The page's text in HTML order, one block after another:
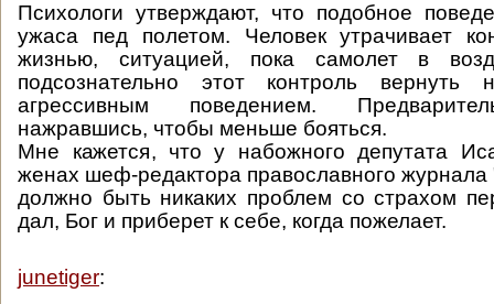
Психологи утверждают, что подобное
ужаса пед полетом. Человек утрачивает
жизнью, ситуацией, пока самолет в
подсознательно этот контроль вернуть
агрессивным поведением.
нажравшись, чтобы меньше бояться.
Мне кажется, что у набожного депутата
женах шеф-редактора православного
должно быть никаких проблем со страхом
дал, Бог и приберет к себе, когда пожелает.
junetiger: